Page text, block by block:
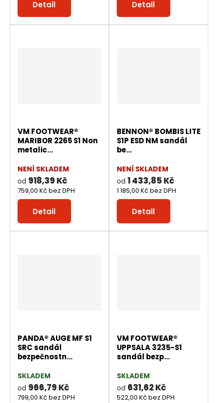
Detail Detail
VM FOOTWEAR®
MARIBOR 2265 S1 Non
metalic...
od 918,39 Kč
759,00 Kč bez DPH
Detail
NENÍ SKLADEM
BENNON® BOMBIS LITE
S1P ESD NM sandál
be...
od 1 433,85 Kč
1 185,00 Kč bez DPH
Detail
NENÍ SKLADEM
PANDA® AUGE MF S1
SRC sandál
bezpečnostn...
od 966,79 Kč
799,00 Kč bez DPH
SKLADEM
VM FOOTWEAR®
UPPSALA 3235-S1
sandál bezp...
od 631,62 Kč
522,00 Kč bez DPH
SKLADEM